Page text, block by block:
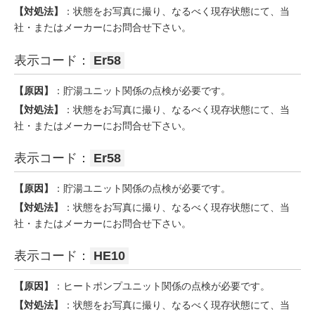
【対処法】
：状態をお写真に撮り、なるべく現存状態にて、当
社・またはメーカーにお問合せ下さい。
表示コード： Er58
【原因】
：貯湯ユニット関係の点検が必要です。
【対処法】
：状態をお写真に撮り、なるべく現存状態にて、当
社・またはメーカーにお問合せ下さい。
表示コード： Er58
【原因】
：貯湯ユニット関係の点検が必要です。
【対処法】
：状態をお写真に撮り、なるべく現存状態にて、当
社・またはメーカーにお問合せ下さい。
表示コード： HE10
【原因】
：ヒートポンプユニット関係の点検が必要です。
【対処法】
：状態をお写真に撮り、なるべく現存状態にて、当